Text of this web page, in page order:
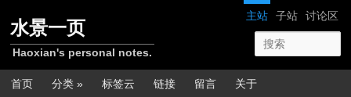
网站导航
主站 子站 讨论区
水景一页
Haoxian's personal notes.
主菜单
首页 分类 » 标签云 链接 留言 关于